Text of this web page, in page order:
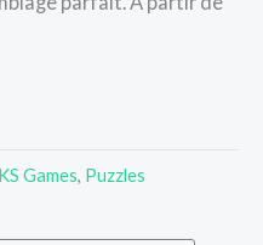
KS Games, Puzzles